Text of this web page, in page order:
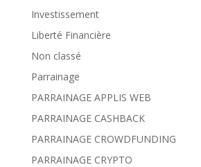
Investissement
Liberté Financière
Non classé
Parrainage
PARRAINAGE APPLIS WEB
PARRAINAGE CASHBACK
PARRAINAGE CROWDFUNDING
PARRAINAGE CRYPTO